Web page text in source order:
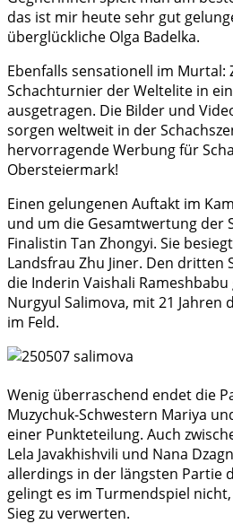
das ist mir heute sehr gut
überglückliche Olga Badelka.
Ebenfalls sensationell im Murtal:
Schachturnier der Weltelite in
ausgetragen. Die Bilder und
sorgen weltweit in der
hervorragende Werbung für
Obersteiermark!
Einen gelungenen Auftakt im
und um die Gesamtwertung der
Finalistin Tan Zhongyi. Sie
Landsfrau Zhu Jiner. Den dritten
die Inderin Vaishali
Nurgyul Salimova, mit 21 Jahren
im Feld.
Wenig überraschend endet die
Muzychuk-Schwestern Mariya
einer Punkteteilung. Auch
Lela Javakhishvili und Nana
allerdings in der längsten Partie
gelingt es im Turmendspiel
Sieg zu verwerten.